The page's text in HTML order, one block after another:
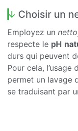
Choisir un
Employez un
respecte le pH
durs qui peuvent
Pour cela,
permet un lavage
se traduisant par